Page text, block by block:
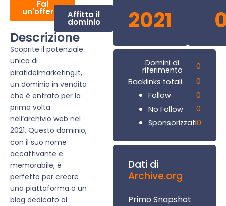
Fai
un'offerta Affitta il
dominio
Descrizione
Scoprite il potenziale
unico di
piratidelmarketing.it,
un dominio in vendita
che è entrato per la
prima volta
nell’archivio web nel
2021. Questo dominio,
con il suo nome
accattivante e
memorabile, è
perfetto per creare
una piattaforma o un
blog dedicato al
2021
Domini di
riferimento
0
Backlinks totali
0
Follow
0
No Follow
0
Sponsorizzati0
Dati di
Archive.org
Primo Snapshot